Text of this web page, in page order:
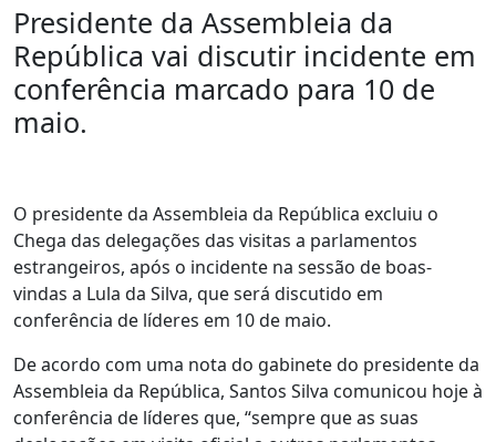
Presidente da Assembleia da
República vai discutir incidente em
conferência marcado para 10 de
maio.
O presidente da Assembleia da República excluiu o
Chega das delegações das visitas a parlamentos
estrangeiros, após o incidente na sessão de boas-
vindas a Lula da Silva, que será discutido em
conferência de líderes em 10 de maio.
De acordo com uma nota do gabinete do presidente da
Assembleia da República, Santos Silva comunicou hoje à
conferência de líderes que, “sempre que as suas